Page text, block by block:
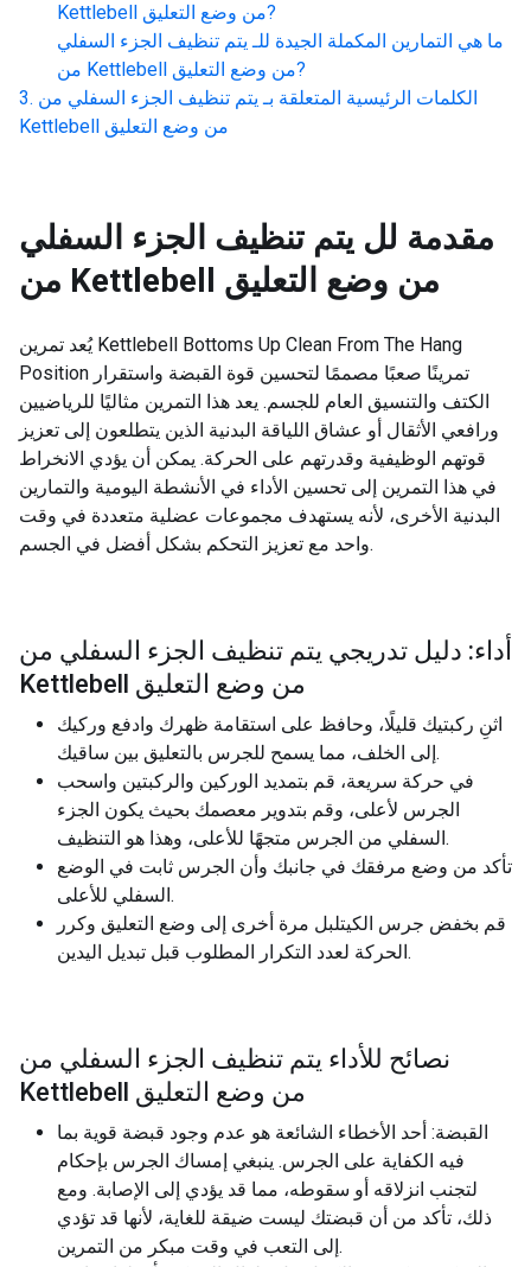
Kettlebell من وضع التعليق?
ما هي التمارين المكملة الجيدة للـ يتم تنظيف الجزء السفلي
من Kettlebell من وضع التعليق?
الكلمات الرئيسية المتعلقة بـ يتم تنظيف الجزء السفلي من
Kettlebell من وضع التعليق
مقدمة لل يتم تنظيف الجزء السفلي
من Kettlebell من وضع التعليق
يُعد تمرين Kettlebell Bottoms Up Clean From The Hang
Position تمرينًا صعبًا مصممًا لتحسين قوة القبضة واستقرار
الكتف والتنسيق العام للجسم. يعد هذا التمرين مثاليًا للرياضيين
ورافعي الأثقال أو عشاق اللياقة البدنية الذين يتطلعون إلى تعزيز
قوتهم الوظيفية وقدرتهم على الحركة. يمكن أن يؤدي الانخراط
في هذا التمرين إلى تحسين الأداء في الأنشطة اليومية والتمارين
البدنية الأخرى، لأنه يستهدف مجموعات عضلية متعددة في وقت
واحد مع تعزيز التحكم بشكل أفضل في الجسم.
أداء: دليل تدريجي يتم تنظيف الجزء السفلي من
Kettlebell من وضع التعليق
اثنِ ركبتيك قليلًا، وحافظ على استقامة ظهرك وادفع وركيك
إلى الخلف، مما يسمح للجرس بالتعليق بين ساقيك.
في حركة سريعة، قم بتمديد الوركين والركبتين واسحب
الجرس لأعلى، وقم بتدوير معصمك بحيث يكون الجزء
السفلي من الجرس متجهًا للأعلى، وهذا هو التنظيف.
تأكد من وضع مرفقك في جانبك وأن الجرس ثابت في الوضع
السفلي للأعلى.
قم بخفض جرس الكيتلبل مرة أخرى إلى وضع التعليق وكرر
الحركة لعدد التكرار المطلوب قبل تبديل اليدين.
نصائح للأداء يتم تنظيف الجزء السفلي من
Kettlebell من وضع التعليق
القبضة: أحد الأخطاء الشائعة هو عدم وجود قبضة قوية بما
فيه الكفاية على الجرس. ينبغي إمساك الجرس بإحكام
لتجنب انزلاقه أو سقوطه، مما قد يؤدي إلى الإصابة. ومع
ذلك، تأكد من أن قبضتك ليست ضيقة للغاية، لأنها قد تؤدي
إلى التعب في وقت مبكر من التمرين.